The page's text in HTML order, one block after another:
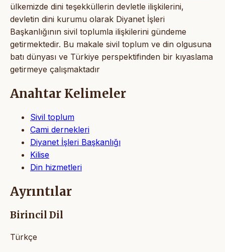
ülkemizde dini teşekküllerin devletle ilişkilerini,
devletin dini kurumu olarak Diyanet İşleri
Başkanlığının sivil toplumla ilişkilerini gündeme
getirmektedir. Bu makale sivil toplum ve din olgusuna
batı dünyası ve Türkiye perspektifinden bir kıyaslama
getirmeye çalışmaktadır
Anahtar Kelimeler
Sivil toplum
Cami dernekleri
Diyanet İşleri Başkanlığı
Kilise
Din hizmetleri
Ayrıntılar
Birincil Dil
Türkçe